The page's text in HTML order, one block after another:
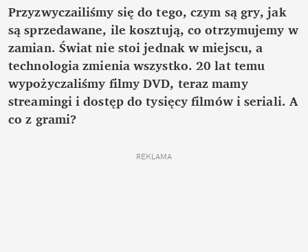
Przyzwyczailiśmy się do tego, czym są gry, jak
są sprzedawane, ile kosztują, co otrzymujemy w
zamian. Świat nie stoi jednak w miejscu, a
technologia zmienia wszystko. 20 lat temu
wypożyczaliśmy filmy DVD, teraz mamy
streamingi i dostęp do tysięcy filmów i seriali. A
co z grami?
REKLAMA